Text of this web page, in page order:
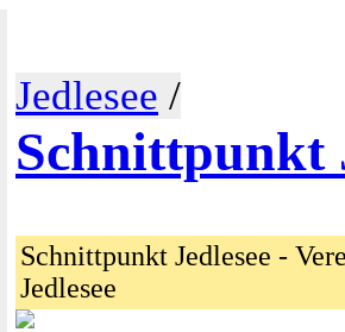
Jedlesee /
Schnittpunkt
Schnittpunkt Jedlesee -
Jedlesee